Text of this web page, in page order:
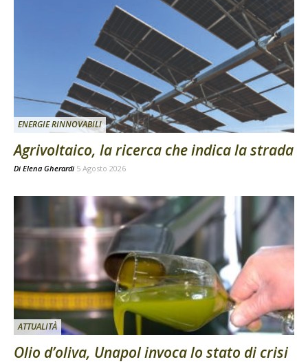
ENERGIE RINNOVABILI
Agrivoltaico, la ricerca che indica la strada
Di Elena Gherardi 5 Agosto 2026
ATTUALITÀ
Olio d’oliva, Unapol invoca lo stato di crisi